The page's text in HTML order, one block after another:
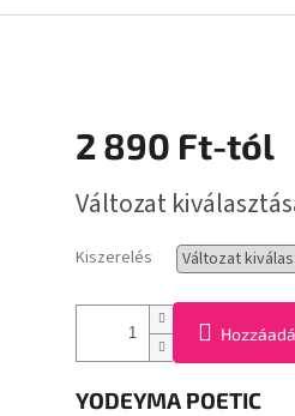
2 890 Ft-tól
Változat
Kiszerelés
YODEYMA POETIC